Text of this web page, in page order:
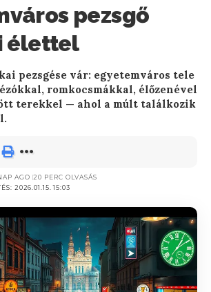
pezsgő
élettel
pezsgése vár: egyetemváros tele
romkocsmákkal, élőzenével
terekkel — ahol a múlt találkozik
2026.01.15. 15:03
AGO 20 PERC OLVASÁS